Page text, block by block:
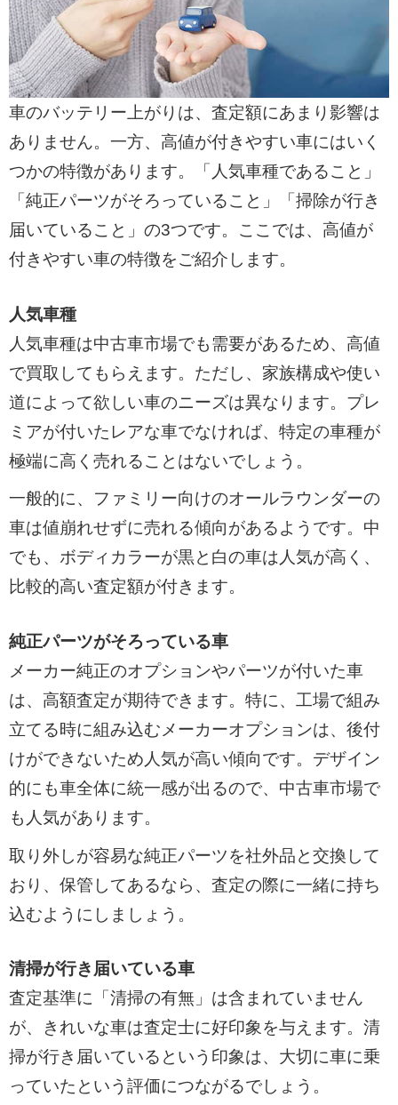
車のバッテリー上がりは、査定額にあまり影響は
ありません。一方、高値が付きやすい車にはいく
つかの特徴があります。「人気車種であること」
「純正パーツがそろっていること」「掃除が行き
届いていること」の3つです。ここでは、高値が
付きやすい車の特徴をご紹介します。
人気車種
人気車種は中古車市場でも需要があるため、高値
で買取してもらえます。ただし、家族構成や使い
道によって欲しい車のニーズは異なります。プレ
ミアが付いたレアな車でなければ、特定の車種が
極端に高く売れることはないでしょう。
一般的に、ファミリー向けのオールラウンダーの
車は値崩れせずに売れる傾向があるようです。中
でも、ボディカラーが黒と白の車は人気が高く、
比較的高い査定額が付きます。
純正パーツがそろっている車
メーカー純正のオプションやパーツが付いた車
は、高額査定が期待できます。特に、工場で組み
立てる時に組み込むメーカーオプションは、後付
けができないため人気が高い傾向です。デザイン
的にも車全体に統一感が出るので、中古車市場で
も人気があります。
取り外しが容易な純正パーツを社外品と交換して
おり、保管してあるなら、査定の際に一緒に持ち
込むようにしましょう。
清掃が行き届いている車
査定基準に「清掃の有無」は含まれていません
が、きれいな車は査定士に好印象を与えます。清
掃が行き届いているという印象は、大切に車に乗
っていたという評価につながるでしょう。